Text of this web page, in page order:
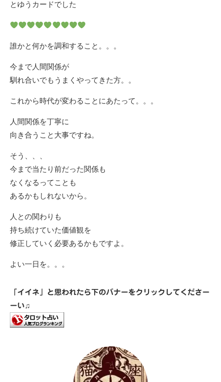
とゆうカードでした
誰かと何かを調和すること。。。
今まで人間関係が
馴れ合いでもうまくやってきた方。。
これから時代が変わることにあたって。。。
人間関係を丁寧に
向き合うこと大事ですね。
そう、、、
今まで当たり前だった関係も
なくなるってことも
あるかもしれないから。
人との関わりも
持ち続けていた価値観を
修正していく必要あるかもですよ。
よい一日を。。。
「イイネ」と思われたら下のバナーをクリックしてくださー
ーい♫